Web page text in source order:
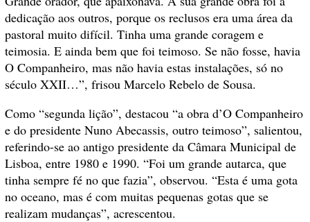
dedicação aos outros, porque os reclusos era uma área da
pastoral muito difícil. Tinha uma grande coragem e
teimosia. E ainda bem que foi teimoso. Se não fosse, havia
O Companheiro, mas não havia estas instalações, só no
século XXII…”, frisou Marcelo Rebelo de Sousa.
Como “segunda lição”, destacou “a obra d’O Companheiro
e do presidente Nuno Abecassis, outro teimoso”, salientou,
referindo-se ao antigo presidente da Câmara Municipal de
Lisboa, entre 1980 e 1990. “Foi um grande autarca, que
tinha sempre fé no que fazia”, observou. “Esta é uma gota
no oceano, mas é com muitas pequenas gotas que se
realizam mudanças”, acrescentou.